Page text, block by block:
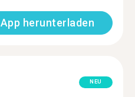
App herunterladen
NEU